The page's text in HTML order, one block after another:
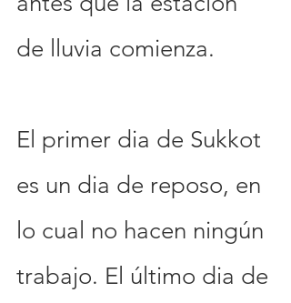
de lluvia comienza.
El primer dia de Sukkot
es un dia de reposo, en
lo cual no hacen ningún
trabajo. El último dia de